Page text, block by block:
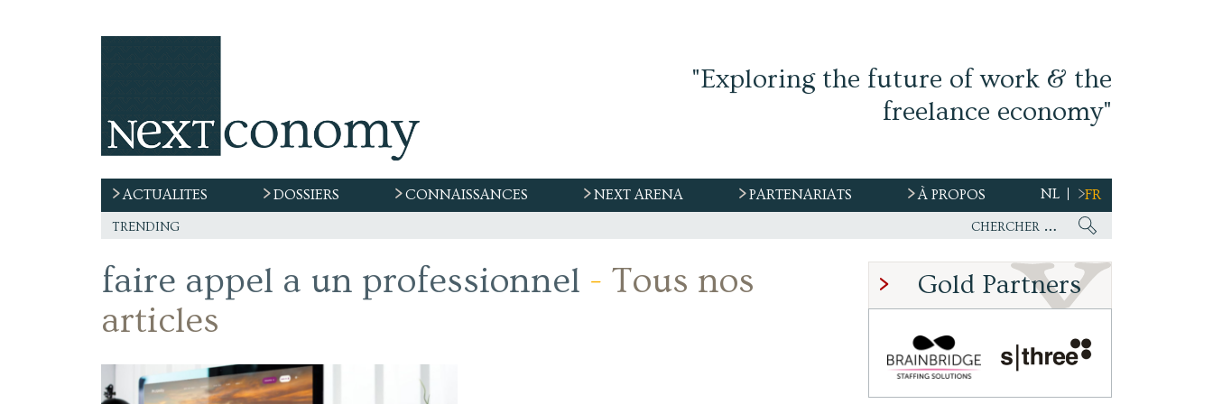
"Exploring the future of work & the
freelance economy"
ACTUALITES DOSSIERS CONNAISSANCES NEXT ARENA PARTENARIATS À PROPOS NL FR
trending
faire appel a un professionnel - Tous nos
articles
Gold Partners